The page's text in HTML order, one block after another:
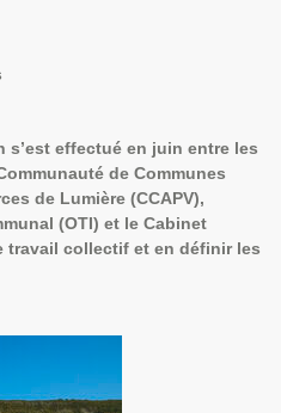
s’est effectué en juin entre les
de Communes
de Lumière (CCAPV),
(OTI) et le Cabinet
travail collectif et en définir les